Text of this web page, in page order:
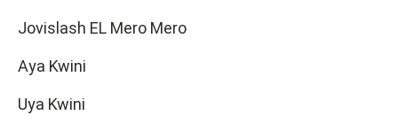
Jovislash EL Mero Mero
Aya Kwini
Uya Kwini